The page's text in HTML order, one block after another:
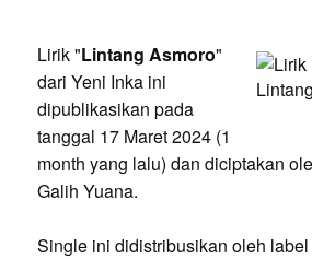
Lirik "Lintang Asmoro"
dari Yeni Inka ini
dipublikasikan pada
tanggal 17 Maret 2024 (1
month yang lalu) dan diciptakan
Galih Yuana.
Single ini didistribusikan oleh